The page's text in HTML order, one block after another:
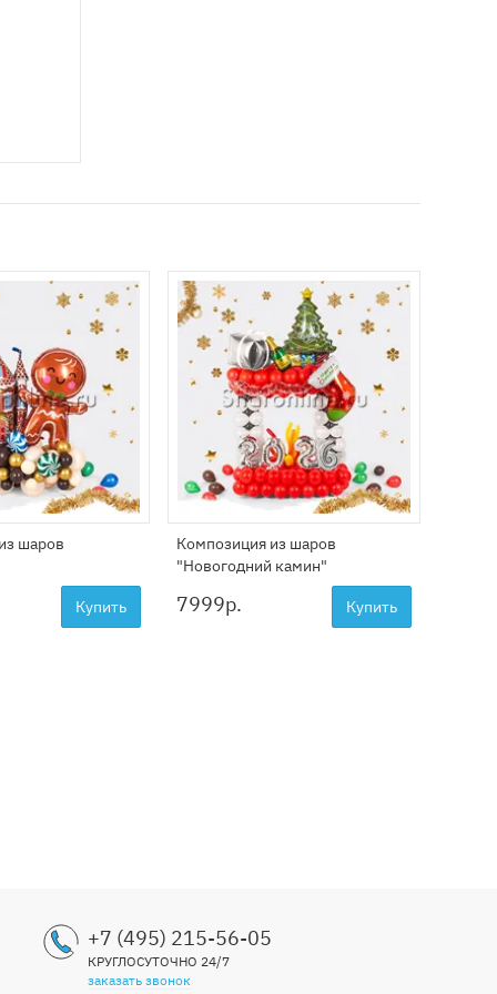
шаров
Купить
Композиция из шаров
"Новогодний камин"
7999р. Купить
+7 (495) 215-56-05
КРУГЛОСУТОЧНО 24/7
заказать звонок